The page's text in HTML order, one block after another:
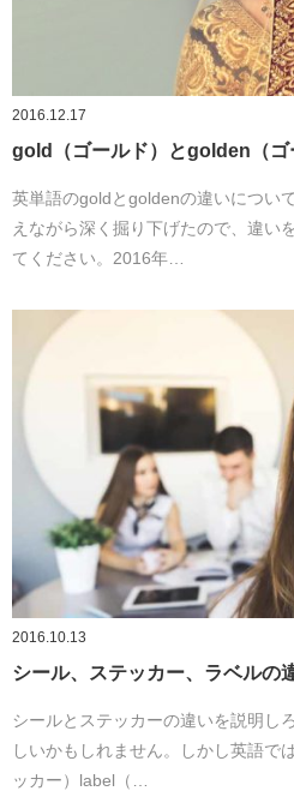
2016.12.17
gold（ゴールド）とgolden（ゴ
英単語のgoldとgoldenの違いについ
えながら深く掘り下げたので、違い
てください。2016年…
2016.10.13
シール、ステッカー、ラベルの
シールとステッカーの違いを説明し
しいかもしれません。しかし英語で
ッカー）label（…